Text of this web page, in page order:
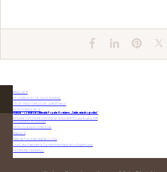
BRÂUL NR. 9
CE-ȚI DORESC EU ȚIE, DULCE ROMÂNIE
JOC DE TÂRGU’ CIREȘELOR, LA BERCHIEȘU
REVISTA BRÂUL NR. 15
Festival – Concurs al Cântecului Popular Românesc „Satule, mândră grădină”
DECLARAȚII DE AVERE ȘI INTERESE OVIDIU BARTEȘ pentru anul 2019
REGULAMENT INTERN 2023
SATUL CLUJEAN ÎN 10 OBICEIURI
Brâul nr. 6
Statul de Funcții aprobat de C.J. Cluj
Ziua Culturii Naționale la Cluj: eveniment special cu Grigore Leșe
FIII COMUNEI CĂMĂRAȘU
CONTACTAȚI-